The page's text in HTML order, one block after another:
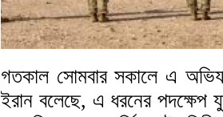
গতকাল সোমবার সকালে এ
ইরান বলেছে, এ ধরনের পদক্ষেপ